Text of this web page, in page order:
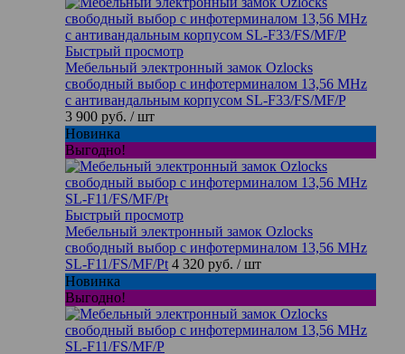
Быстрый просмотр
Мебельный электронный замок Ozlocks
свободный выбор с инфотерминалом 13,56 MHz
с антивандальным корпусом SL-F33/FS/MF/P
3 900 руб. / шт
Новинка
Выгодно!
Быстрый просмотр
Мебельный электронный замок Ozlocks
свободный выбор с инфотерминалом 13,56 MHz
SL-F11/FS/MF/Pt 4 320 руб. / шт
Новинка
Выгодно!